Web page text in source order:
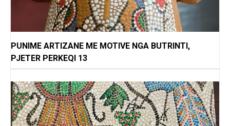
PUNIME ARTIZANE ME MOTIVE NGA BUTRINTI,
PJETER PERKEQI 13